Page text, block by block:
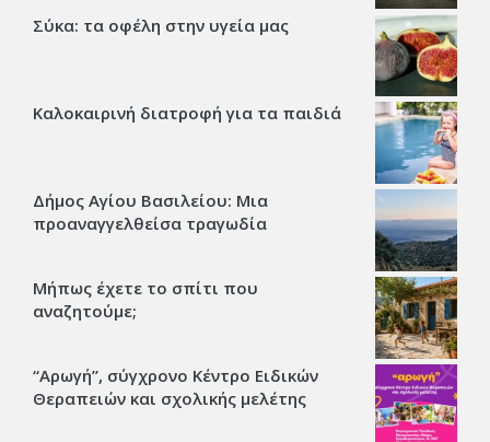
Σύκα: τα οφέλη στην υγεία μας
Καλοκαιρινή διατροφή για τα παιδιά
Δήμος Αγίου Βασιλείου: Μια
προαναγγελθείσα τραγωδία
Μήπως έχετε το σπίτι που
αναζητούμε;
“Αρωγή”, σύγχρονο Κέντρο Ειδικών
Θεραπειών και σχολικής μελέτης